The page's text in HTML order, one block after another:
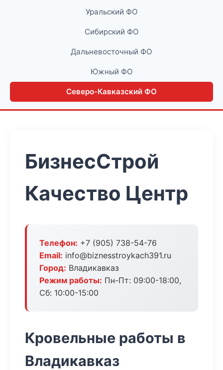
Уральский ФО
Сибирский ФО
Дальневосточный ФО
Южный ФО
Северо-Кавказский ФО
БизнесСтрой
Качество Центр
Телефон: +7 (905) 738-54-76
Email: info@biznesstroykach391.ru
Город: Владикавказ
Режим работы: Пн-Пт: 09:00-18:00,
Сб: 10:00-15:00
Кровельные работы в
Владикавказ